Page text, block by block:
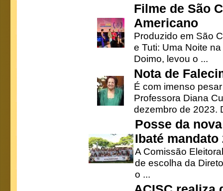
Filme de São
Americano
Produzido em São
e Tuti: Uma Noite
Doimo, levou o ...
Nota de
É com imenso
Professora Diana
dezembro de 2023.
Posse da
Ibaté mandato
A Comissão
de escolha da
o ...